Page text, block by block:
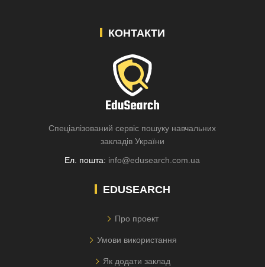
КОНТАКТИ
Спеціалізований сервіс пошуку навчальних
закладів України
Ел. пошта: info@edusearch.com.ua
EDUSEARCH
Про проект
Умови використання
Як додати заклад